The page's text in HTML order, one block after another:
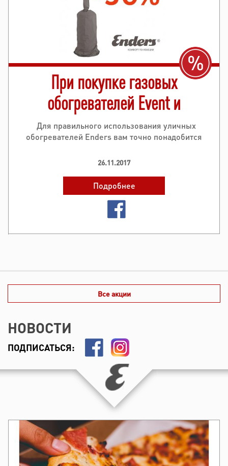
При покупке газовых
обогревателей Event и
Elegance – скидка на
чехол -50%
Для правильного использования уличных
обогревателей Enders вам точно понадобится
сделать скидку на данный аксессуар в комплекте с
26.11.2017
Подробнее
Все акции
НОВОСТИ
ПОДПИСАТЬСЯ: